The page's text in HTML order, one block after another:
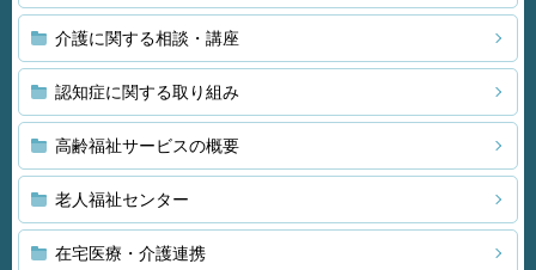
介護に関する相談・講座
認知症に関する取り組み
高齢福祉サービスの概要
老人福祉センター
在宅医療・介護連携